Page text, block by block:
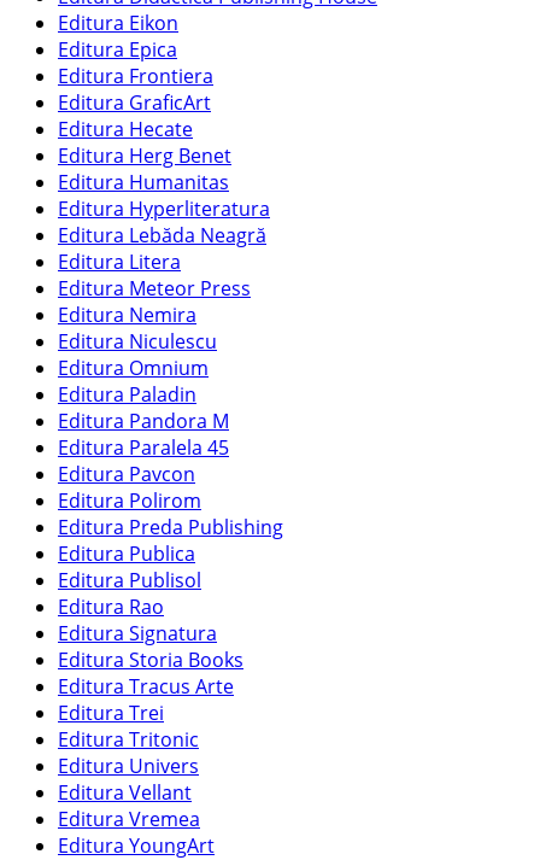
Editura Eikon
Editura Epica
Editura Frontiera
Editura GraficArt
Editura Hecate
Editura Herg Benet
Editura Humanitas
Editura Hyperliteratura
Editura Lebăda Neagră
Editura Litera
Editura Meteor Press
Editura Nemira
Editura Niculescu
Editura Omnium
Editura Paladin
Editura Pandora M
Editura Paralela 45
Editura Pavcon
Editura Polirom
Editura Preda Publishing
Editura Publica
Editura Publisol
Editura Rao
Editura Signatura
Editura Storia Books
Editura Tracus Arte
Editura Trei
Editura Tritonic
Editura Univers
Editura Vellant
Editura Vremea
Editura YoungArt